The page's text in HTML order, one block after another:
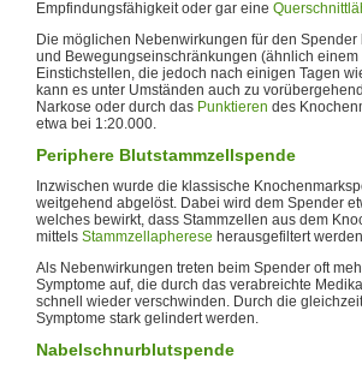
Empfindungsfähigkeit oder gar eine
Die möglichen Nebenwirkungen für den
und Bewegungseinschränkungen (ähnlich einem
Einstichstellen, die jedoch nach einigen Tagen
kann es unter Umständen auch zu
Narkose oder durch das Punktieren des
etwa bei 1:20.000.
Periphere Blutstammzellspende
Inzwischen wurde die klassische
weitgehend abgelöst. Dabei wird dem Spender
welches bewirkt, dass Stammzellen aus dem
mittels Stammzellapherese herausgefiltert
Als Nebenwirkungen treten beim Spender oft
Symptome auf, die durch das verabreichte
schnell wieder verschwinden. Durch die
Symptome stark gelindert werden.
Nabelschnurblutspende